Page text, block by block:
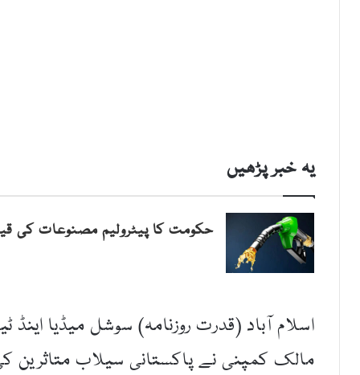
یہ خبر پڑھیں
حکومت کا پیٹرولیم مصنوعات کی
اسلام آباد (قدرت روزنامہ) سوشل میڈیا